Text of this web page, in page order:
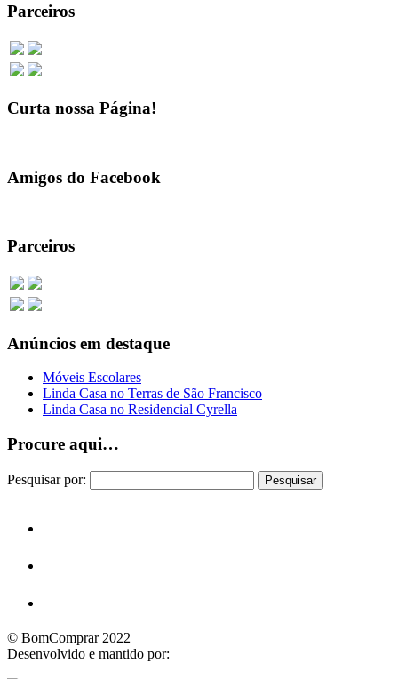
Parceiros
Curta nossa Página!
Amigos do Facebook
Parceiros
Anúncios em destaque
Móveis Escolares
Linda Casa no Terras de São Francisco
Linda Casa no Residencial Cyrella
Procure aqui…
Pesquisar por:
© BomComprar 2022
Desenvolvido e mantido por: